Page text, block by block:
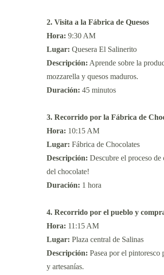
2. Visita a la Fábrica de Quesos
Hora: 9:30 AM
Lugar: Quesera El Salinerito
Descripción: Aprende sobre la
mozzarella y quesos maduros.
Duración: 45 minutos
3. Recorrido por la Fábrica de
Hora: 10:15 AM
Lugar: Fábrica de Chocolates
Descripción: Descubre el proceso de
del chocolate!
Duración: 1 hora
4. Recorrido por el pueblo y
Hora: 11:15 AM
Lugar: Plaza central de Salinas
Descripción: Pasea por el
y artesanías.